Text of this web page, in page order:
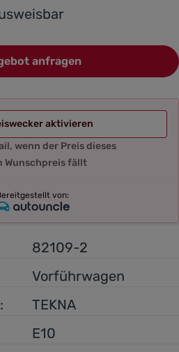
anfragen
aktivieren
wenn der Preis dieses
Wunschpreis fällt
von:
82109-2
Vorführwagen
TEKNA
E10